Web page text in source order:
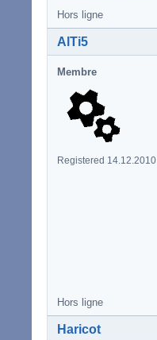
Hors ligne
AlTi5
Membre
Registered 14.12.2010
Hors ligne
Haricot